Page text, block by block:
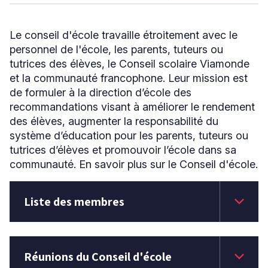
Niveau
Tous
Élémentaire
Secondaire
RECHERCHER
Le conseil d'école travaille étroitement avec le
personnel de l'école, les parents, tuteurs ou
tutrices des élèves, le Conseil scolaire Viamonde
et la communauté francophone. Leur mission est
de formuler à la direction d’école des
recommandations visant à améliorer le rendement
des élèves, augmenter la responsabilité du
système d’éducation pour les parents, tuteurs ou
tutrices d’élèves et promouvoir l’école dans sa
communauté. En savoir plus sur le Conseil d'école.
Liste des membres keyboard_arrow_down
Réunions du Conseil d'école keyboard_arrow_down